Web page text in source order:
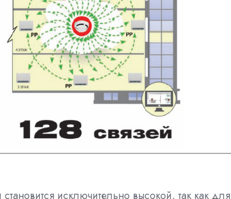
исключительно высокой, так как для